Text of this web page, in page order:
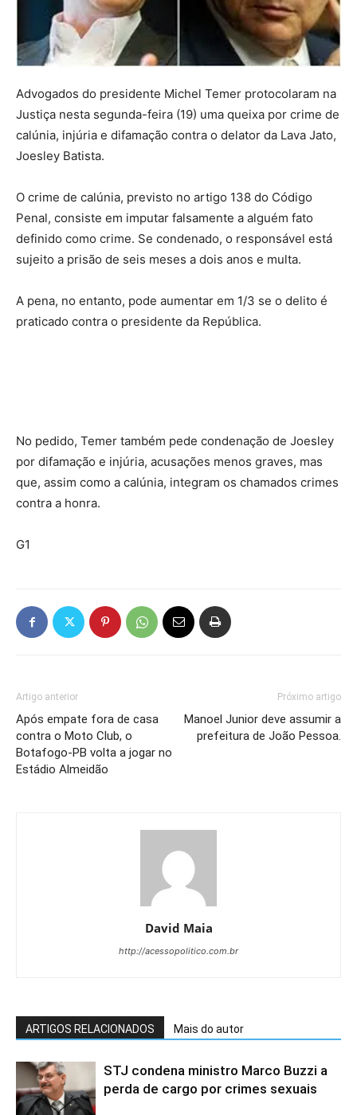
Advogados do presidente Michel Temer protocolaram na
Justiça nesta segunda-feira (19) uma queixa por crime de
calúnia, injúria e difamação contra o delator da Lava Jato,
Joesley Batista.
O crime de calúnia, previsto no artigo 138 do Código
Penal, consiste em imputar falsamente a alguém fato
definido como crime. Se condenado, o responsável está
sujeito a prisão de seis meses a dois anos e multa.
A pena, no entanto, pode aumentar em 1/3 se o delito é
praticado contra o presidente da República.
No pedido, Temer também pede condenação de Joesley
por difamação e injúria, acusações menos graves, mas
que, assim como a calúnia, integram os chamados crimes
contra a honra.
G1
Artigo anterior
Após empate fora de casa
contra o Moto Club, o
Botafogo-PB volta a jogar no
Estádio Almeidão
Próximo artigo
Manoel Junior deve assumir a
prefeitura de João Pessoa.
David Maia
http://acessopolitico.com.br
ARTIGOS RELACIONADOS Mais do autor
STJ condena ministro Marco Buzzi a
perda de cargo por crimes sexuais